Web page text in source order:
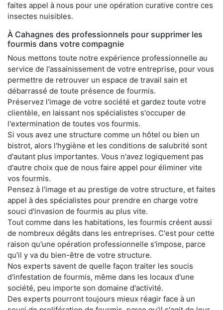
faites appel à nous pour une opération curative contre ces
insectes nuisibles.
À Cahagnes des professionnels pour supprimer les
fourmis dans votre compagnie
Nous mettons toute notre expérience professionnelle au
service de l'assainissement de votre entreprise, pour vous
permettre de retrouver un espace de travail sain et
débarrassé de toute présence de fourmis.
Préservez l'image de votre société et gardez toute votre
clientèle, en laissant nos spécialistes s'occuper de
l'extermination de toutes vos fourmis.
Si vous avez une structure comme un hôtel ou bien un
bistrot, alors l'hygiène et les conditions de salubrité sont
d'autant plus importantes. Vous n'avez logiquement pas
d'autre choix que de nous faire appel pour éliminer vite
vos fourmis.
Pensez à l'image et au prestige de votre structure, et faites
appel à des spécialistes pour prendre en charge votre
souci d'invasion de fourmis au plus vite.
Tout comme dans les habitations, les fourmis créent aussi
de nombreux dégâts dans les entreprises. C'est pour cette
raison qu'une opération professionnelle s'impose, parce
qu'il y va du bien-être de votre structure.
Nos experts savent de quelle façon traiter les soucis
d'infestation de fourmis, même dans les locaux d'une
société, peu importe son domaine d'activité.
Des experts pourront toujours mieux réagir face à un